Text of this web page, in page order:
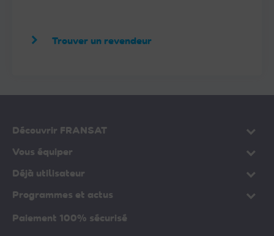
Trouver un revendeur
Découvrir FRANSAT
Vous équiper
Déjà utilisateur
Programmes et actus
Paiement 100% sécurisé